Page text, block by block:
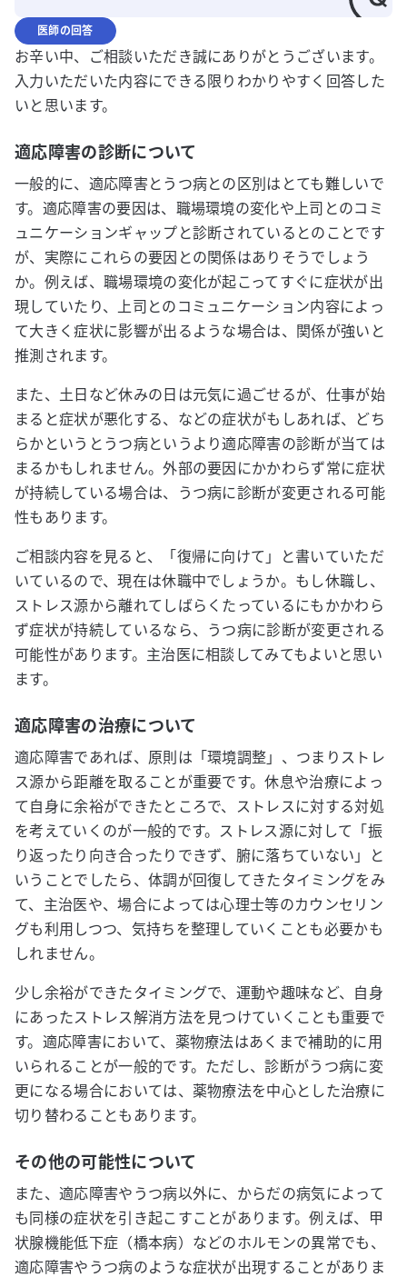
医師の回答
お辛い中、ご相談いただき誠にありがとうございます。
入力いただいた内容にできる限りわかりやすく回答した
いと思います。
適応障害の診断について
一般的に、適応障害とうつ病との区別はとても難しいで
す。適応障害の要因は、職場環境の変化や上司とのコミ
ュニケーションギャップと診断されているとのことです
が、実際にこれらの要因との関係はありそうでしょう
か。例えば、職場環境の変化が起こってすぐに症状が出
現していたり、上司とのコミュニケーション内容によっ
て大きく症状に影響が出るような場合は、関係が強いと
推測されます。
また、土日など休みの日は元気に過ごせるが、仕事が始
まると症状が悪化する、などの症状がもしあれば、どち
らかというとうつ病というより適応障害の診断が当ては
まるかもしれません。外部の要因にかかわらず常に症状
が持続している場合は、うつ病に診断が変更される可能
性もあります。
ご相談内容を見ると、「復帰に向けて」と書いていただ
いているので、現在は休職中でしょうか。もし休職し、
ストレス源から離れてしばらくたっているにもかかわら
ず症状が持続しているなら、うつ病に診断が変更される
可能性があります。主治医に相談してみてもよいと思い
ます。
適応障害の治療について
適応障害であれば、原則は「環境調整」、つまりストレ
ス源から距離を取ることが重要です。休息や治療によっ
て自身に余裕ができたところで、ストレスに対する対処
を考えていくのが一般的です。ストレス源に対して「振
り返ったり向き合ったりできず、腑に落ちていない」と
いうことでしたら、体調が回復してきたタイミングをみ
て、主治医や、場合によっては心理士等のカウンセリン
グも利用しつつ、気持ちを整理していくことも必要かも
しれません。
少し余裕ができたタイミングで、運動や趣味など、自身
にあったストレス解消方法を見つけていくことも重要で
す。適応障害において、薬物療法はあくまで補助的に用
いられることが一般的です。ただし、診断がうつ病に変
更になる場合においては、薬物療法を中心とした治療に
切り替わることもあります。
その他の可能性について
また、適応障害やうつ病以外に、からだの病気によって
も同様の症状を引き起こすことがあります。例えば、甲
状腺機能低下症（橋本病）などのホルモンの異常でも、
適応障害やうつ病のような症状が出現することがありま